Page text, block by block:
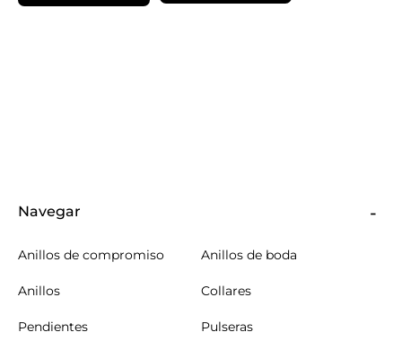
Navegar
Anillos de compromiso Anillos de boda
Anillos Collares
Pendientes Pulseras